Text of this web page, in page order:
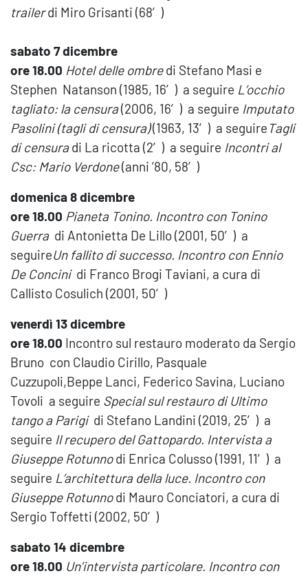
trailerdi Miro Grisanti (68′)
sabato 7 dicembre
ore 18.00 Hotel delle ombredi Stefano Masi e
Stephen Natanson (1985, 16′) a seguire L’occhio
tagliato: la censura(2006, 16′) a seguire Imputato
Pasolini (tagli di censura)(1963, 13′) a seguire Tagli
di censuradi La ricotta (2′) a seguire Incontri al
Csc: Mario Verdone(anni ’80, 58′)
domenica 8 dicembre
ore 18.00 Pianeta Tonino. Incontro con Tonino
Guerra di Antonietta De Lillo (2001, 50′) a
seguireUn fallito di successo. Incontro con Ennio
De Concini di Franco Brogi Taviani, a cura di
Callisto Cosulich (2001, 50′)
venerdì 13 dicembre
ore 18.00 Incontro sul restauro moderato da Sergio
Bruno con Claudio Cirillo, Pasquale
Cuzzupoli,Beppe Lanci, Federico Savina, Luciano
Tovoli a seguire Special sul restauro di Ultimo
tango a Parigi di Stefano Landini (2019, 25′) a
seguire Il recupero del Gattopardo. Intervista a
Giuseppe Rotunnodi Enrica Colusso (1991, 11′) a
seguire L’architettura della luce. Incontro con
Giuseppe Rotunnodi Mauro Conciatori, a cura di
Sergio Toffetti (2002, 50′)
sabato 14 dicembre
ore 18.00 Un’intervista particolare. Incontro con